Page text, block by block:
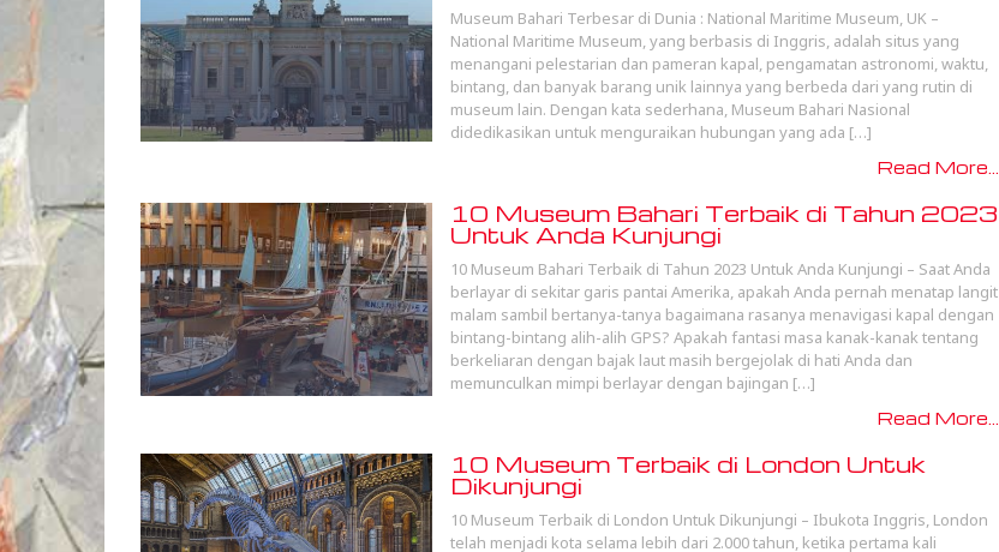
Museum Bahari Terbesar di Dunia : National Maritime Museum, UK –
National Maritime Museum, yang berbasis di Inggris, adalah situs yang
menangani pelestarian dan pameran kapal, pengamatan astronomi, waktu,
bintang, dan banyak barang unik lainnya yang berbeda dari yang rutin di
museum lain. Dengan kata sederhana, Museum Bahari Nasional
didedikasikan untuk menguraikan hubungan yang ada […]
Read More...
10 Museum Bahari Terbaik di Tahun 2023
Untuk Anda Kunjungi
10 Museum Bahari Terbaik di Tahun 2023 Untuk Anda Kunjungi – Saat Anda
berlayar di sekitar garis pantai Amerika, apakah Anda pernah menatap langit
malam sambil bertanya-tanya bagaimana rasanya menavigasi kapal dengan
bintang-bintang alih-alih GPS? Apakah fantasi masa kanak-kanak tentang
berkeliaran dengan bajak laut masih bergejolak di hati Anda dan
memunculkan mimpi berlayar dengan bajingan […]
Read More...
10 Museum Terbaik di London Untuk
Dikunjungi
10 Museum Terbaik di London Untuk Dikunjungi – Ibukota Inggris, London
telah menjadi kota selama lebih dari 2.000 tahun, ketika pertama kali